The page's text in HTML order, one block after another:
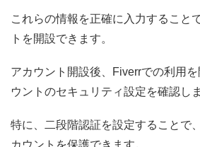
これらの情報を正確に入力すること
トを開設できます。
アカウント開設後、Fiverrでの利用
ウントのセキュリティ設定を確認し
特に、二段階認証を設定することで